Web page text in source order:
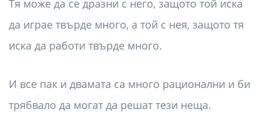
Тя може да се дразни с него, защото той иска
да играе твърде много, а той с нея, защото тя
иска да работи твърде много.
И все пак и двамата са много рационални и би
трябвало да могат да решат тези неща.